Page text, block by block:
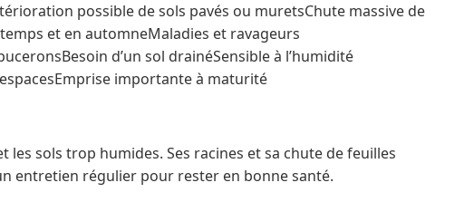
possible de sols pavés ou muretsChute massive de
et en automneMaladies et ravageurs
d’un sol drainéSensible à l’humidité
importante à maturité
les sols trop humides. Ses racines et sa chute de feuilles
entretien régulier pour rester en bonne santé.